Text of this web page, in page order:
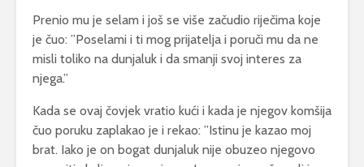
Prenio mu je selam i još se više začudio riječima koje
je čuo: ”Poselami i ti mog prijatelja i poruči mu da ne
misli toliko na dunjaluk i da smanji svoj interes za
njega.”
Kada se ovaj čovjek vratio kući i kada je njegov komšija
čuo poruku zaplakao je i rekao: ”Istinu je kazao moj
brat. Iako je on bogat dunjaluk nije obuzeo njegovo